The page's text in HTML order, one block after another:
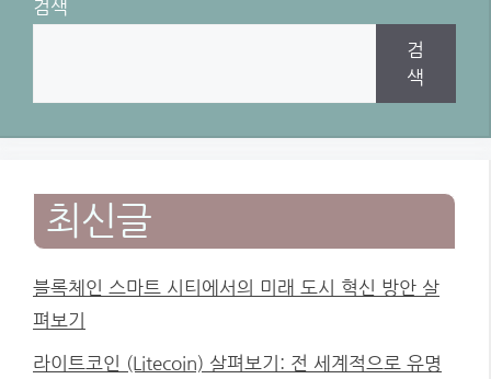
검색
검
색
최신글
블록체인 스마트 시티에서의 미래 도시 혁신 방안 살
펴보기
라이트코인 (Litecoin) 살펴보기: 전 세계적으로 유명